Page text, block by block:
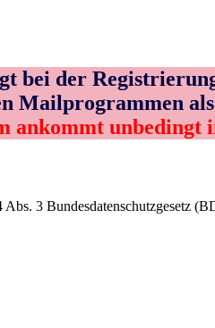
bei der
Mailprogrammen als
unbedingt
3 Bundesdatenschutzgesetz